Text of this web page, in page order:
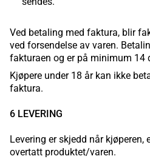
Ved betaling med faktura, blir
ved forsendelse av varen.
fakturaen og er på minimum 14
Kjøpere under 18 år kan ikke
faktura.
6 LEVERING
Levering er skjedd når kjøperen,
overtatt produktet/varen.